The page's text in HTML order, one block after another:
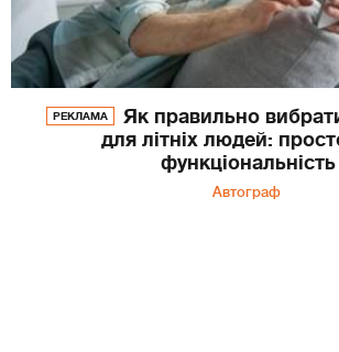
РЕКЛАМА
Як правильно
для літніх людей:
функціональність
Автограф